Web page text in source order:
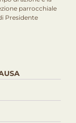
parrocchiale
Presidente